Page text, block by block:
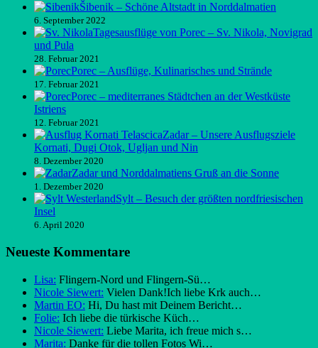
Šibenik – Schöne Altstadt in Norddalmatien
6. September 2022
Tagesausflüge von Porec – Sv. Nikola, Novigrad
und Pula
28. Februar 2021
Porec – Ausflüge, Kulinarisches und Strände
17. Februar 2021
Porec – mediterranes Städtchen an der Westküste
Istriens
12. Februar 2021
Zadar – Unsere Ausflugsziele
Kornati, Dugi Otok, Ugljan und Nin
8. Dezember 2020
Zadar und Norddalmatiens Gruß an die Sonne
1. Dezember 2020
Sylt – Besuch der größten nordfriesischen
Insel
6. April 2020
Neueste Kommentare
Lisa: Flingern-Nord und Flingern-Sü…
Nicole Siewert: Vielen Dank!Ich liebe Krk auch…
Martin EO: Hi, Du hast mit Deinem Bericht…
Folie: Ich liebe die türkische Küch…
Nicole Siewert: Liebe Marita, ich freue mich s…
Marita: Danke für die tollen Fotos Wi…